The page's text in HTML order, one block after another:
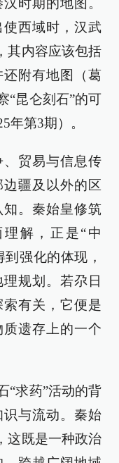
时期的地图。
西域时，汉武
其内容应该包括
附有地图（葛
“昆仑刻石”的可
年第3期）。
贸易与信息传
疆及以外的区
。秦始皇修筑
解，正是“中
强化的体现，
规划。若尕日
有关，它便是
遗存上的一个
“求药”活动的背
与流动。秦始
这既是一种政治